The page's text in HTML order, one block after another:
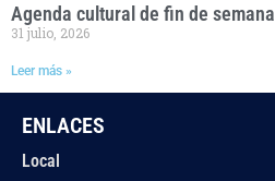
Agenda cultural de fin de semana
31 julio, 2026
Leer más »
ENLACES
Local